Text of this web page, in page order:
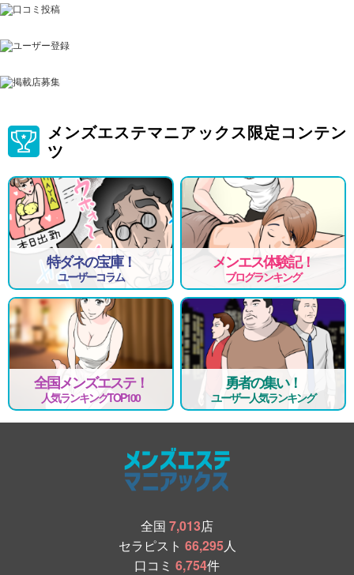
メンズエステマニアックス限定コンテン
ツ
特ダネの宝庫！
ユーザーコラム
メンエス体験記！
ブログランキング
全国メンズエステ！
人気ランキングTOP100
勇者の集い！
ユーザー人気ランキング
全国 7,013店
セラピスト 66,295人
口コミ 6,754件